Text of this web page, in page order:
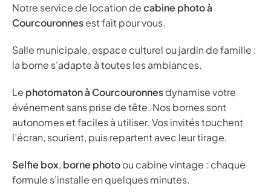
Notre service de location decabine photo à
Courcouronnesest fait pour vous.
Salle municipale, espace culturel ou jardin de famille :
la borne s’adapte à toutes les ambiances.
Le photomaton à Courcouronnesdynamise votre
événement sans prise de tête. Nos bornes sont
autonomes et faciles à utiliser. Vos invités touchent
l’écran, sourient, puis repartent avec leur tirage.
Selfie box, borne photoou cabine vintage : chaque
formule s’installe en quelques minutes.